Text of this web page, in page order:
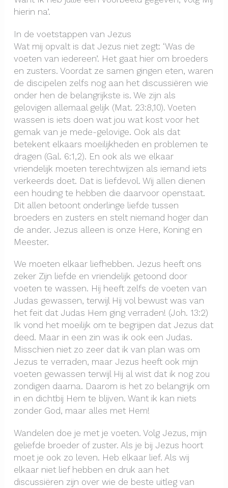
hierin na’.
In de voetstappen van Jezus
Wat mij opvalt is dat Jezus niet zegt: ‘Was de
voeten van iedereen’. Het gaat hier om broeders
en zusters. Voordat ze samen gingen eten, waren
de discipelen zelfs nog aan het discussiëren wie
onder hen de belangrijkste is. We zijn als
gelovigen allemaal gelijk (Mat. 23:8,10). Voeten
wassen is iets doen wat jou wat kost voor het
gemak van je mede-gelovige. Ook als dat
betekent elkaars moeilijkheden en problemen te
dragen (Gal. 6:1,2). En ook als we elkaar
vriendelijk moeten terechtwijzen als iemand iets
verkeerds doet. Dat is liefdevol. Wij allen dienen
een houding te hebben die daarvoor openstaat.
Dit allen betoont onderlinge liefde tussen
broeders en zusters en stelt niemand hoger dan
de ander. Jezus alleen is onze Here, Koning en
Meester.
We moeten elkaar liefhebben. Jezus heeft ons
zeker Zijn liefde en vriendelijk getoond door
voeten te wassen. Hij heeft zelfs de voeten van
Judas gewassen, terwijl Hij vol bewust was van
het feit dat Judas Hem ging verraden! (Joh. 13:2)
Ik vond het moeilijk om te begrijpen dat Jezus dat
deed. Maar in een zin was ik ook een Judas.
Misschien niet zo zeer dat ik van plan was om
Jezus te verraden, maar Jezus heeft ook mijn
voeten gewassen terwijl Hij al wist dat ik nog zou
zondigen daarna. Daarom is het zo belangrijk om
in en dichtbij Hem te blijven. Want ik kan niets
zonder God, maar alles met Hem!
Wandelen doe je met je voeten. Volg Jezus, mijn
geliefde broeder of zuster. Als je bij Jezus hoort
moet je ook zo leven. Heb elkaar lief. Als wij
elkaar niet lief hebben en druk aan het
discussiëren zijn over wie de beste uitleg van